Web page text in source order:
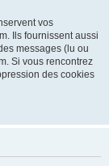
vos
Ils fournissent aussi
messages (lu ou
Si vous rencontrez
des cookies